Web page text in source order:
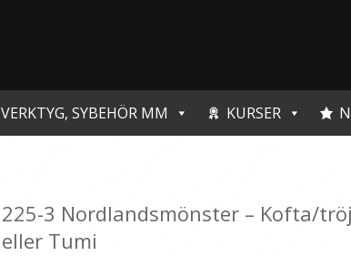
VERKTYG, SYBEHÖR MM KURSER
225-3 Nordlandsmönster – Kofta/
eller Tumi